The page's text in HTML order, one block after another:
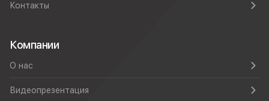
Контакты
Компании
О нас
Видеопрезентация